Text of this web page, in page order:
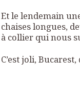
Et le lendemain
chaises longues,
à collier qui nous
C’est joli,